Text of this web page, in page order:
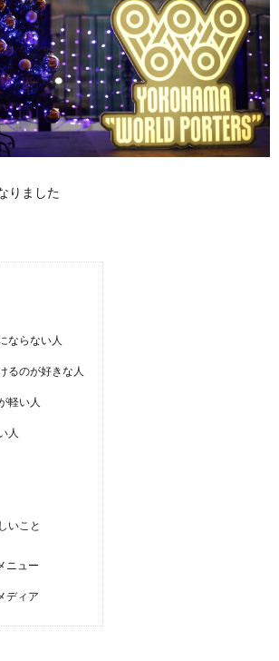
りました
ならない人
るのが好きな人
軽い人
人
いこと
ニュー
ディア